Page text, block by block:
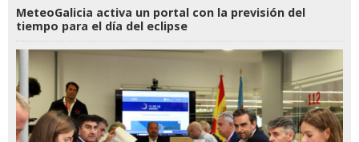
MeteoGalicia activa un portal con la previsión del
tiempo para el día del eclipse